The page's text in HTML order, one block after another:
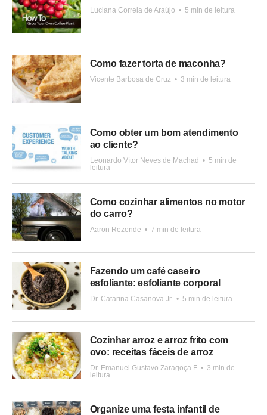
Luciana Correia de Araújo • 5 min de leitura
Como fazer torta de maconha?
Vicente Barbosa de Cruz • 3 min de leitura
Como obter um bom atendimento
ao cliente?
Leonardo Vítor Neves de Machad • 5 min de
leitura
Como cozinhar alimentos no motor
do carro?
Aaron Rezende • 7 min de leitura
Fazendo um café caseiro
esfoliante: esfoliante corporal
Dr. Catarina Casanova Jr. • 5 min de leitura
Cozinhar arroz e arroz frito com
ovo: receitas fáceis de arroz
Dr. Emanuel Gustavo Zaragoça F • 3 min de
leitura
Organize uma festa infantil de